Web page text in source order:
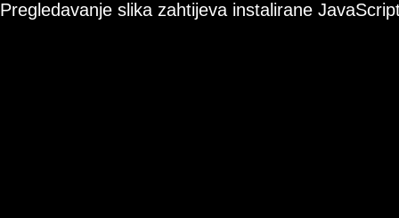
Pregledavanje slika zahtijeva instalirane